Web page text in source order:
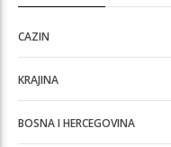
CAZIN
KRAJINA
BOSNA I HERCEGOVINA